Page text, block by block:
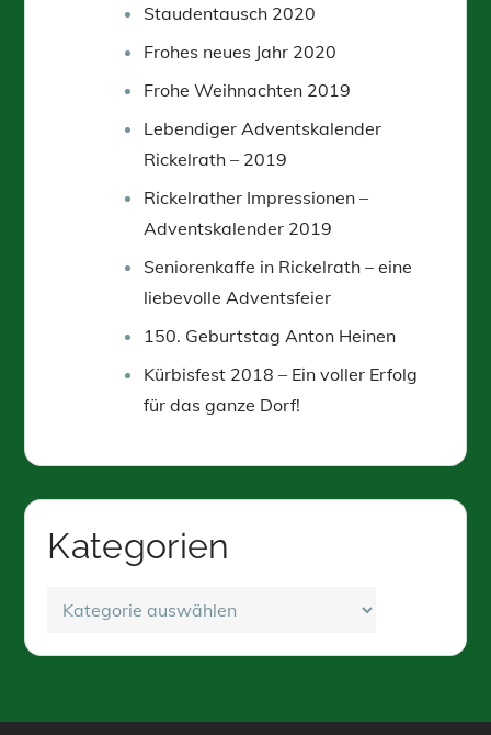
Staudentausch 2020
Frohes neues Jahr 2020
Frohe Weihnachten 2019
Lebendiger Adventskalender
Rickelrath – 2019
Rickelrather Impressionen –
Adventskalender 2019
Seniorenkaffe in Rickelrath – eine
liebevolle Adventsfeier
150. Geburtstag Anton Heinen
Kürbisfest 2018 – Ein voller Erfolg
für das ganze Dorf!
Kategorien
Kategorien